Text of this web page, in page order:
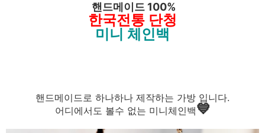
핸드메이드 100%
한국전통 단청
미니 체인백
핸드메이드로 하나하나 제작하는 가방 입니다.
어디에서도 볼수 없는 미니체인백💙